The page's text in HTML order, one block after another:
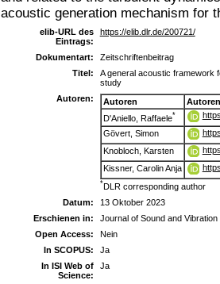
acoustic generation mechanism for
elib-URL des
Eintrags:
https://elib.dlr.de/200721/
Dokumentart:
Zeitschriftenbeitrag
Titel:
A general acoustic framework
study
Autoren:
Autoren
D'Aniello, Raffaele*
Gövert, Simon
Knobloch, Karsten
Kissner, Carolin Anja
*DLR corresponding author
Datum:
13 Oktober 2023
Erschienen in:
Journal of Sound and Vibration
Open Access:
Nein
In SCOPUS:
Ja
In ISI Web of
Science:
Ja